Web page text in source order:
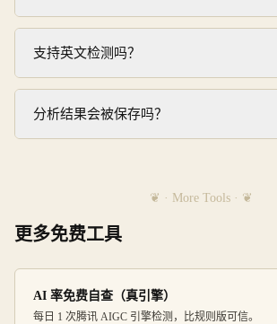
支持英文检测吗？
分析结果会被保存吗？
❦ · More Tools · ❦
更多免费工具
AI 率免费自查（真引擎）
每日 1 次腾讯 AIGC 引擎检测，比规则版可信。